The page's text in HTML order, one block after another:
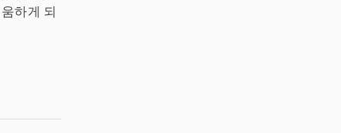
하게 되